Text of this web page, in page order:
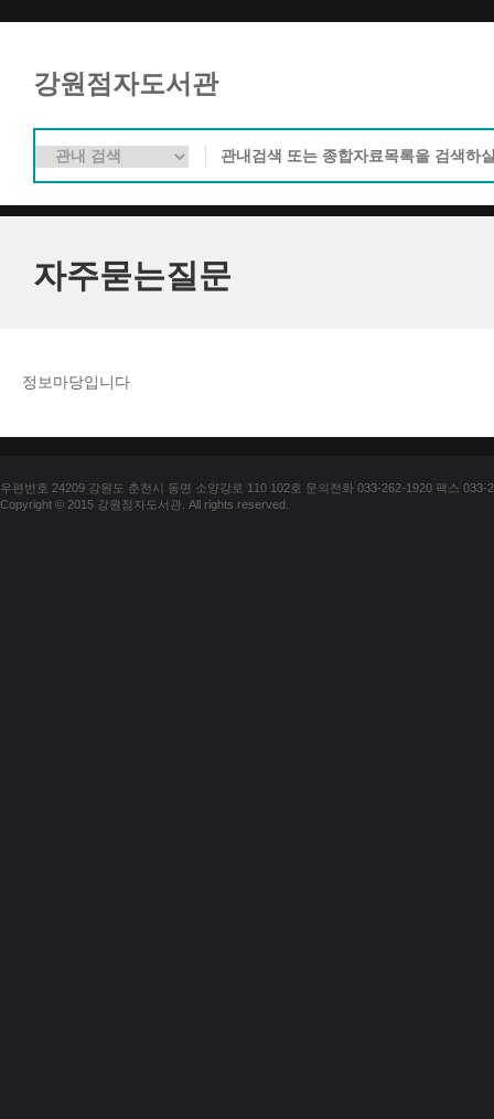
강원점자도서관
자주묻는질문
정보마당입니다
우편번호 24209 강원도 춘천시 동면 소양강로 110 102호 문의전화 033-262-1920 팩스 033-
Copyright © 2015 강원점자도서관. All rights reserved.